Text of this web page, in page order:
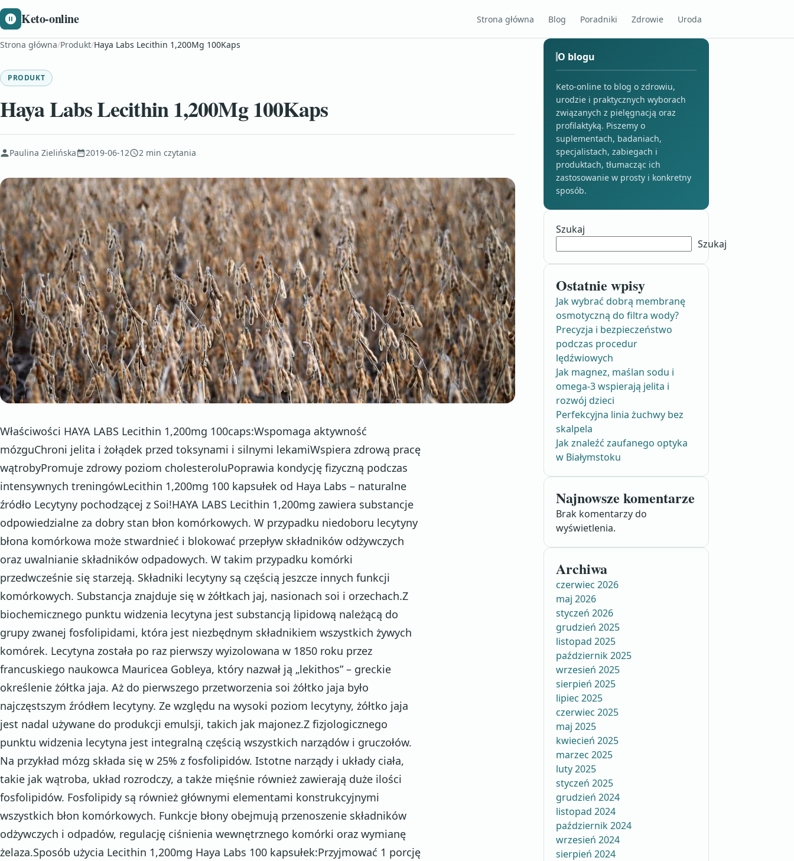
Keto-online Strona główna Blog Poradniki Zdrowie Uroda
Strona główna/Produkt/Haya Labs Lecithin 1,200Mg 100Kaps
PRODUKT
Haya Labs Lecithin 1,200Mg 100Kaps
Paulina Zielińska 2019-06-12 2 min czytania
Właściwości HAYA LABS Lecithin 1,200mg 100caps:Wspomaga aktywność
mózguChroni jelita i żołądek przed toksynami i silnymi lekamiWspiera zdrową pracę
wątrobyPromuje zdrowy poziom cholesteroluPoprawia kondycję fizyczną podczas
intensywnych treningówLecithin 1,200mg 100 kapsułek od Haya Labs – naturalne
źródło Lecytyny pochodzącej z Soi!HAYA LABS Lecithin 1,200mg zawiera substancje
odpowiedzialne za dobry stan błon komórkowych. W przypadku niedoboru lecytyny
błona komórkowa może stwardnieć i blokować przepływ składników odżywczych
oraz uwalnianie składników odpadowych. W takim przypadku komórki
przedwcześnie się starzeją. Składniki lecytyny są częścią jeszcze innych funkcji
komórkowych. Substancja znajduje się w żółtkach jaj, nasionach soi i orzechach.Z
biochemicznego punktu widzenia lecytyna jest substancją lipidową należącą do
grupy zwanej fosfolipidami, która jest niezbędnym składnikiem wszystkich żywych
komórek. Lecytyna została po raz pierwszy wyizolowana w 1850 roku przez
francuskiego naukowca Mauricea Gobleya, który nazwał ją „lekithos” – greckie
określenie żółtka jaja. Aż do pierwszego przetworzenia soi żółtko jaja było
najczęstszym źródłem lecytyny. Ze względu na wysoki poziom lecytyny, żółtko jaja
jest nadal używane do produkcji emulsji, takich jak majonez.Z fizjologicznego
punktu widzenia lecytyna jest integralną częścią wszystkich narządów i gruczołów.
Na przykład mózg składa się w 25% z fosfolipidów. Istotne narządy i układy ciała,
takie jak wątroba, układ rozrodczy, a także mięśnie również zawierają duże ilości
fosfolipidów. Fosfolipidy są również głównymi elementami konstrukcyjnymi
wszystkich błon komórkowych. Funkcje błony obejmują przenoszenie składników
odżywczych i odpadów, regulację ciśnienia wewnętrznego komórki oraz wymianę
żelaza.Sposób użycia Lecithin 1,200mg Haya Labs 100 kapsułek:Przyjmować 1 porcję
O blogu
Keto-online to blog o zdrowiu,
urodzie i praktycznych wyborach
związanych z pielęgnacją oraz
profilaktyką. Piszemy o
suplementach, badaniach,
specjalistach, zabiegach i
produktach, tłumacząc ich
zastosowanie w prosty i konkretny
sposób.
Szukaj
Szukaj
Ostatnie wpisy
Jak wybrać dobrą membranę
osmotyczną do filtra wody?
Precyzja i bezpieczeństwo
podczas procedur
lędźwiowych
Jak magnez, maślan sodu i
omega-3 wspierają jelita i
rozwój dzieci
Perfekcyjna linia żuchwy bez
skalpela
Jak znaleźć zaufanego optyka
w Białymstoku
Najnowsze komentarze
Brak komentarzy do
wyświetlenia.
Archiwa
czerwiec 2026
maj 2026
styczeń 2026
grudzień 2025
listopad 2025
październik 2025
wrzesień 2025
sierpień 2025
lipiec 2025
czerwiec 2025
maj 2025
kwiecień 2025
marzec 2025
luty 2025
styczeń 2025
grudzień 2024
listopad 2024
październik 2024
wrzesień 2024
sierpień 2024